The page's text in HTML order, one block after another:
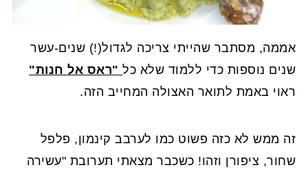
אממה, מסתבר שהייתי צריכה לגדול(!) שנים-עשר
שנים נוספות כדי ללמוד שלא כל "ראס אל חנות"
ראוי באמת לתואר האצולה המחייב הזה.
זה ממש לא כזה פשוט כמו לערבב קינמון, פלפל
שחור, ציפורן וזהו! כשכבר מצאתי תערובת "עשירה